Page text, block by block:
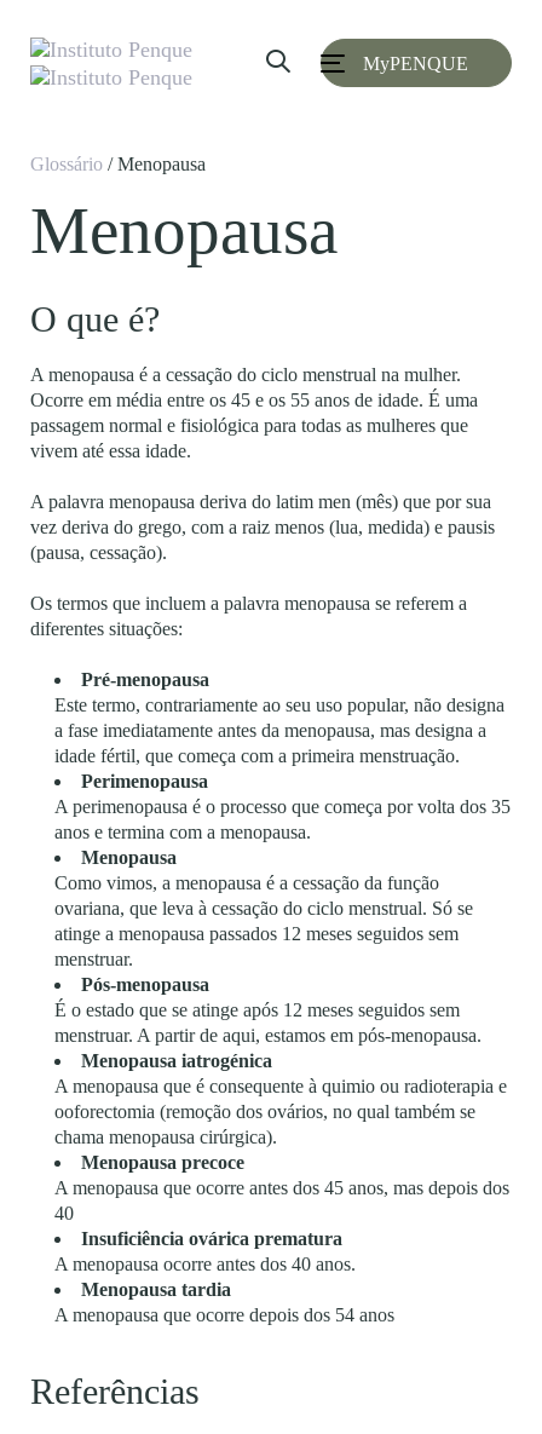
links to
primary
navigation
content
Toggle
MyPENQUE
Glossário / Menopausa
Menopausa
O que é?
A menopausa é a cessação do ciclo menstrual na mulher.
Ocorre em média entre os 45 e os 55 anos de idade. É uma
passagem normal e fisiológica para todas as mulheres que
vivem até essa idade.
A palavra menopausa deriva do latim men (mês) que por sua
vez deriva do grego, com a raiz menos (lua, medida) e pausis
(pausa, cessação).
Os termos que incluem a palavra menopausa se referem a
diferentes situações:
Pré-menopausa
Este termo, contrariamente ao seu uso popular, não designa
a fase imediatamente antes da menopausa, mas designa a
idade fértil, que começa com a primeira menstruação.
Perimenopausa
A perimenopausa é o processo que começa por volta dos 35
anos e termina com a menopausa.
Menopausa
Como vimos, a menopausa é a cessação da função
ovariana, que leva à cessação do ciclo menstrual. Só se
atinge a menopausa passados 12 meses seguidos sem
menstruar.
Pós-menopausa
É o estado que se atinge após 12 meses seguidos sem
menstruar. A partir de aqui, estamos em pós-menopausa.
Menopausa iatrogénica
A menopausa que é consequente à quimio ou radioterapia e
ooforectomia (remoção dos ovários, no qual também se
chama menopausa cirúrgica).
Menopausa precoce
A menopausa que ocorre antes dos 45 anos, mas depois dos
40
Insuficiência ovárica prematura
A menopausa ocorre antes dos 40 anos.
Menopausa tardia
A menopausa que ocorre depois dos 54 anos
Referências